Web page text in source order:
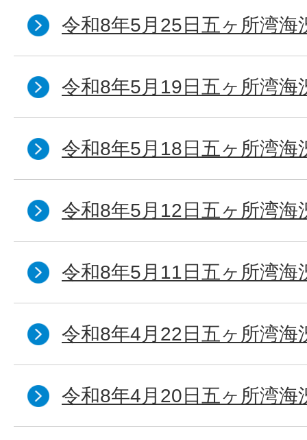
令和8年5月25日五ヶ所湾海
令和8年5月19日五ヶ所湾海
令和8年5月18日五ヶ所湾海
令和8年5月12日五ヶ所湾海
令和8年5月11日五ヶ所湾海
令和8年4月22日五ヶ所湾海
令和8年4月20日五ヶ所湾海